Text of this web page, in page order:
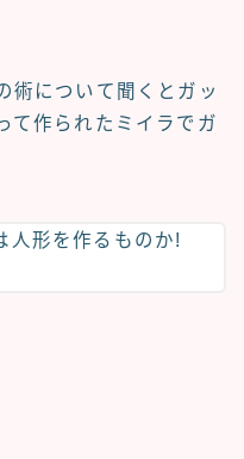
術について聞くとガッ
て作られたミイラでガ
人形を作るものか!